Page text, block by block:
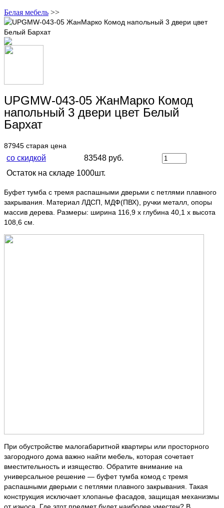
Белая мебель >>
UPGMW-043-05 ЖанМарко Комод
напольный 3 двери цвет Белый
Бархат
87945 старая цена
со скидкой
83548 руб.
Остаток на складе 1000шт.
Буфет тумба с тремя распашными дверьми с петлями плавного
закрывания. Материал ЛДСП, МДФ(ПВХ), ручки металл, опоры
массив дерева. Размеры: ширина 116,9 х глубина 40,1 х высота
108,6 см.
При обустройстве малогабаритной квартиры или просторного
загородного дома важно найти мебель, которая сочетает
вместительность и изящество. Обратите внимание на
универсальное решение — буфет тумба комод с тремя
распашными дверьми с петлями плавного закрывания. Такая
конструкция исключает хлопанье фасадов, защищая механизмы